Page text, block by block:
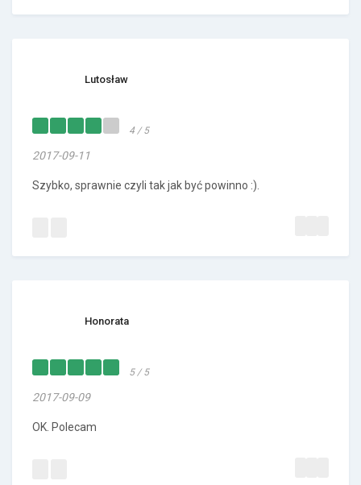
Lutosław
4 / 5
2017-09-11
Szybko, sprawnie czyli tak jak być powinno :).
Honorata
5 / 5
2017-09-09
OK. Polecam